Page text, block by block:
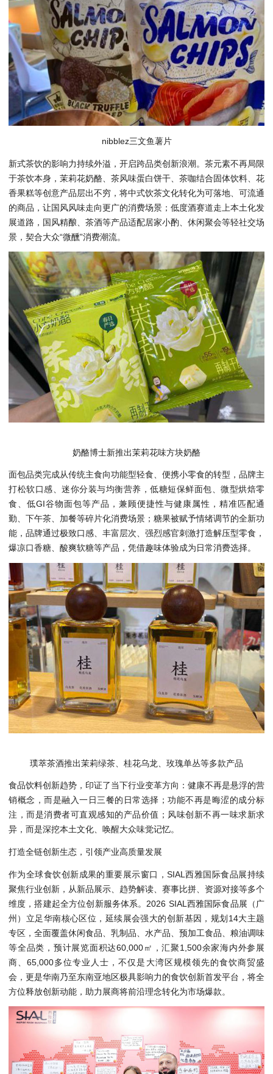
nibblez三文鱼薯片
新式茶饮的影响力持续外溢，开启跨品类创新浪潮。茶元素不再局限
于茶饮本身，茉莉花奶酪、茶风味蛋白饼干、茶咖结合固体饮料、花
香果糕等创意产品层出不穷，将中式饮茶文化转化为可落地、可流通
的商品，让国风风味走向更广的消费场景；低度酒赛道走上本土化发
展道路，国风精酿、茶酒等产品适配居家小酌、休闲聚会等轻社交场
景，契合大众“微醺”消费潮流。
奶酪博士新推出茉莉花味方块奶酪
面包品类完成从传统主食向功能型轻食、便携小零食的转型，品牌主
打松软口感、迷你分装与均衡营养，低糖短保鲜面包、微型烘焙零
食、低GI谷物面包等产品，兼顾便捷性与健康属性，精准匹配通
勤、下午茶、加餐等碎片化消费场景；糖果被赋予情绪调节的全新功
能，品牌通过极致口感、丰富层次、强烈感官刺激打造解压型零食，
爆凉口香糖、酸爽软糖等产品，凭借趣味体验成为日常消费选择。
璞萃茶酒推出茉莉绿茶、桂花乌龙、玫瑰单丛等多款产品
食品饮料创新趋势，印证了当下行业变革方向：健康不再是悬浮的营
销概念，而是融入一日三餐的日常选择；功能不再是晦涩的成分标
注，而是消费者可直观感知的产品价值；风味创新不再一味求新求
异，而是深挖本土文化、唤醒大众味觉记忆。
打造全链创新生态，引领产业高质量发展
作为全球食饮创新成果的重要展示窗口，SIAL西雅国际食品展持续
聚焦行业创新，从新品展示、趋势解读、赛事比拼、资源对接等多个
维度，搭建起全方位创新服务体系。2026 SIAL西雅国际食品展（广
州）立足华南核心区位，延续展会强大的创新基因，规划14大主题
专区，全面覆盖休闲食品、乳制品、水产品、预加工食品、粮油调味
等全品类，预计展览面积达60,000㎡，汇聚1,500余家海内外参展
商、65,000多位专业人士，不仅是大湾区规模领先的食饮商贸盛
会，更是华南乃至东南亚地区极具影响力的食饮创新首发平台，将全
方位释放创新动能，助力展商将前沿理念转化为市场爆款。